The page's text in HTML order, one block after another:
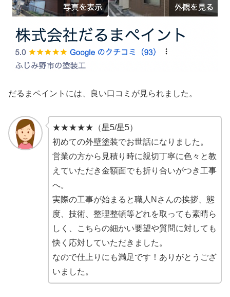
だるまペイントには、良い口コミが見られました。
★★★★★（星5/星5）
初めての外壁塗装でお世話になりました。
営業の方から見積り時に親切丁寧に色々と教
えていただき金額面でも折り合いがつき工事
へ。
実際の工事が始まると職人Nさんの挨拶、態
度、技術、整理整頓等どれを取っても素晴ら
しく、こちらの細かい要望や質問に対しても
快く応対していただきました。
なので仕上りにも満足です！ありがとうござ
いました。